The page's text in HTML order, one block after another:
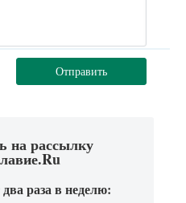
Отправить
на рассылку
раза в неделю: